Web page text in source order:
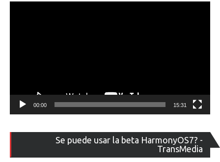
00:00 15:31
Se puede usar la beta HarmonyOS7? -
TransMedia
de